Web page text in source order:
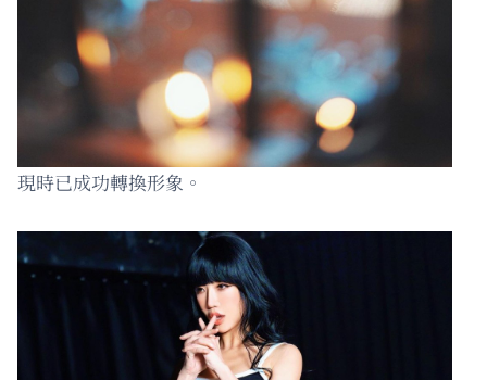
現時已成功轉換形象。